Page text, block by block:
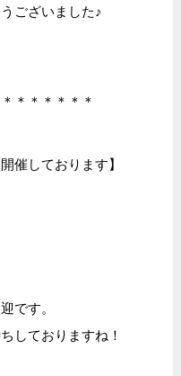
ございました♪
＊＊＊＊＊＊
催しております】
です。
しておりますね！